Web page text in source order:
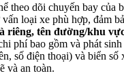
theo dõi chuyến bay của
loại xe phù hợp, đảm
riêng, tên đường/khu
phí bao gồm và phát
số điện thoại) và biển
và an toàn.